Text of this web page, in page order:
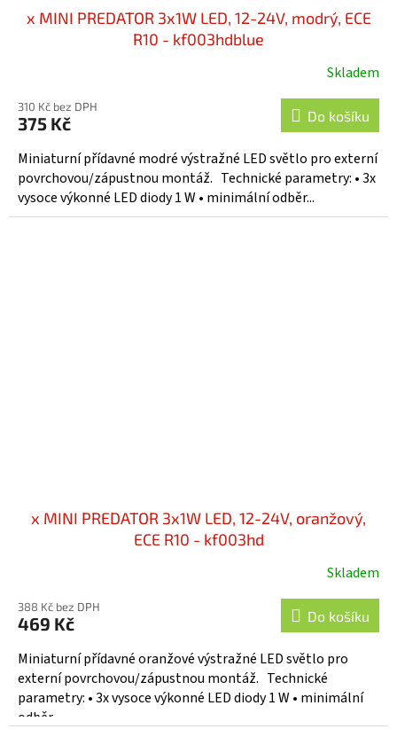
x MINI PREDATOR 3x1W LED, 12-24V, modrý, ECE
R10 - kf003hdblue
Skladem
310 Kč bez DPH
375 Kč Do košíku
Miniaturní přídavné modré výstražné LED světlo pro externí
povrchovou/zápustnou montáž. Technické parametry: • 3x
vysoce výkonné LED diody 1 W • minimální odběr...
x MINI PREDATOR 3x1W LED, 12-24V, oranžový,
ECE R10 - kf003hd
Skladem
388 Kč bez DPH
469 Kč Do košíku
Miniaturní přídavné oranžové výstražné LED světlo pro
externí povrchovou/zápustnou montáž. Technické
parametry: • 3x vysoce výkonné LED diody 1 W • minimální
odběr...